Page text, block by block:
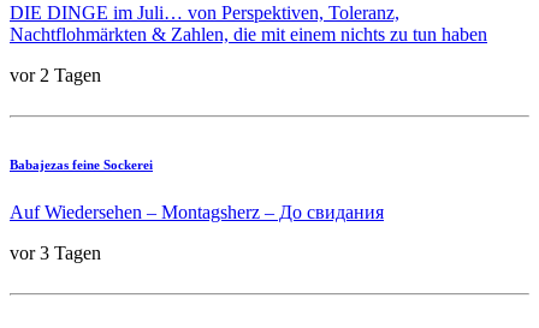
DIE DINGE im Juli… von Perspektiven, Toleranz,
Nachtflohmärkten & Zahlen, die mit einem nichts zu tun haben
vor 2 Tagen
Babajezas feine Sockerei
Auf Wiedersehen – Montagsherz – До свидания
vor 3 Tagen